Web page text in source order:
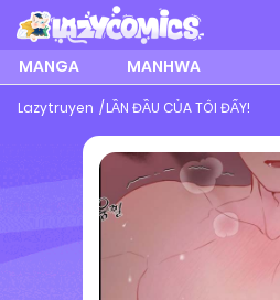
MANGA MANHWA
Lazytruyen LẦN ĐẦU CỦA TÔI ĐẤY!